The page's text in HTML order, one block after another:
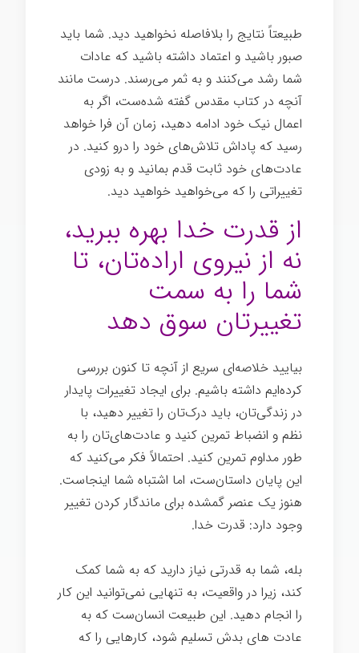
طبیعتاً نتایج را بلافاصله نخواهید دید. شما باید
صبور باشید و اعتماد داشته باشید که عادات
شما رشد می‌کنند و به ثمر می‌رسند. درست مانند
آنچه در کتاب مقدس گفته شده‌ست، اگر به
اعمال نیک خود ادامه دهید، زمان آن فرا خواهد
رسید که پاداش تلاش‌های خود را درو کنید. در
عادت‌های خود ثابت قدم بمانید و به زودی
تغییراتی را که می‌خواهید خواهید دید.
از قدرت خدا بهره ببرید،
نه از نیروی اراده‌تان، تا
شما را به سمت
تغییرتان سوق دهد
بیایید خلاصه‌ای سریع از آنچه تا کنون بررسی
کرده‌ایم داشته باشیم. برای ایجاد تغییرات پایدار
در زندگی‌تان، باید درک‌تان را تغییر دهید، با
نظم و انضباط تمرین کنید و عادت‌های‌تان را به
طور مداوم تمرین کنید. احتمالاً فکر می‌کنید که
این پایان داستان‌ست، اما اشتباه شما اینجاست.
هنوز یک عنصر گمشده برای ماندگار کردن تغییر
وجود دارد: قدرت خدا.
بله، شما به قدرتی نیاز دارید که به شما کمک
کند، زیرا در واقعیت، به تنهایی نمی‌توانید این کار
را انجام دهید. این طبیعت انسان‌ست که به
عادت های بدش تسلیم شود، کارهایی را که